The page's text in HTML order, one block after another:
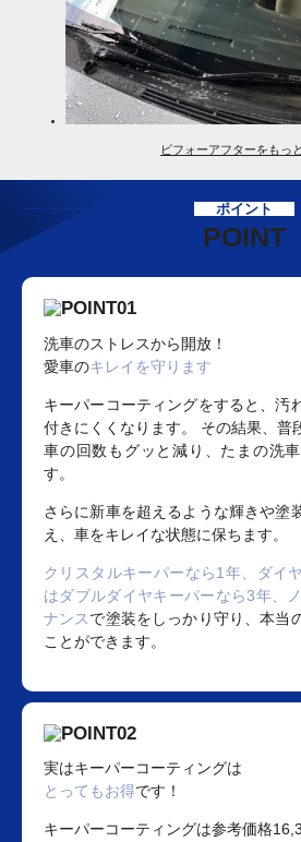
ビフォーアフターをもっ
ポイント
POINT
洗車のストレスから開放！
愛車のキレイを守ります
キーパーコーティングをすると、汚
付きにくくなります。 その結果、普
車の回数もグッと減り、たまの洗
す。
さらに新車を超えるような輝きや塗
え、車をキレイな状態に保ちます。
クリスタルキーパーなら1年、ダイ
はダブルダイヤキーパーなら3年、
ナンスで塗装をしっかり守り、本当
ことができます。
実はキーパーコーティングは
とってもお得です！
キーパーコーティングは参考価格